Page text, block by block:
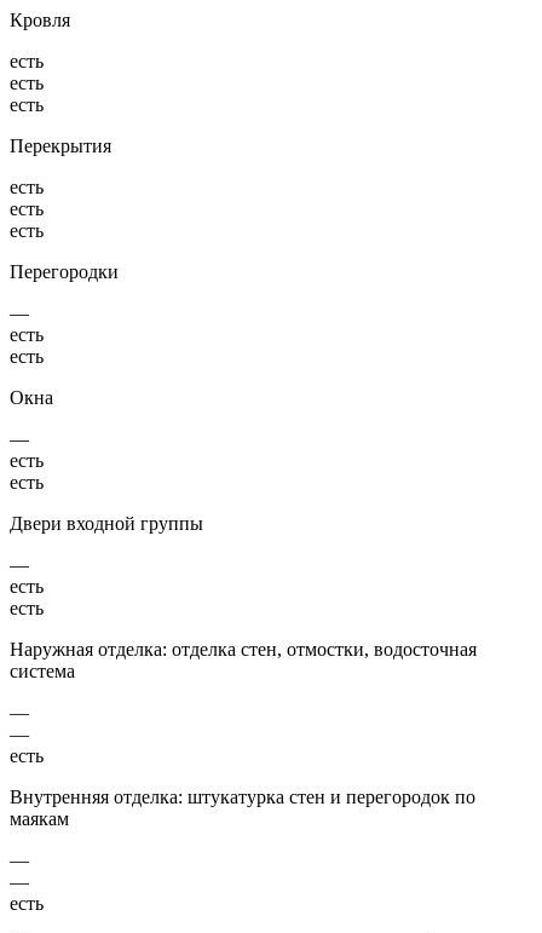
Кровля
есть
есть
есть
Перекрытия
есть
есть
есть
Перегородки
—
есть
есть
Окна
—
есть
есть
Двери входной группы
—
есть
есть
Наружная отделка: отделка стен, отмостки, водосточная
система
—
—
есть
Внутренняя отделка: штукатурка стен и перегородок по
маякам
—
—
есть